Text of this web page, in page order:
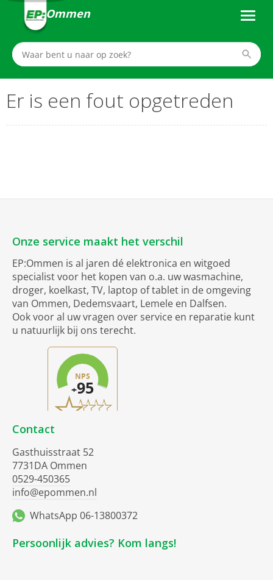
Ommen
Er is een fout opgetreden
Onze service maakt het verschil
EP:Ommen is al jaren dé elektronica en witgoed
specialist voor het kopen van o.a. uw wasmachine,
droger, koelkast, TV, laptop of tablet in de omgeving
van Ommen, Dedemsvaart, Lemele en Dalfsen.
Ook voor al uw vragen over service en reparatie kunt
u natuurlijk bij ons terecht.
Contact
Gasthuisstraat 52
7731DA Ommen
0529-450365
info@epommen.nl
WhatsApp 06-13800372
Persoonlijk advies? Kom langs!